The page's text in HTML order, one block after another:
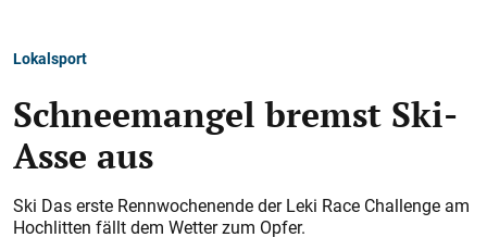
Lokalsport
Schneemangel bremst Ski-
Asse aus
Ski Das erste Rennwochenende der Leki Race Challenge am
Hochlitten fällt dem Wetter zum Opfer.